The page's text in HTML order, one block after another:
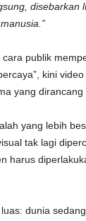
disebarkan
publik
kini
yang
yang lebih
tak lagi
harus
dunia